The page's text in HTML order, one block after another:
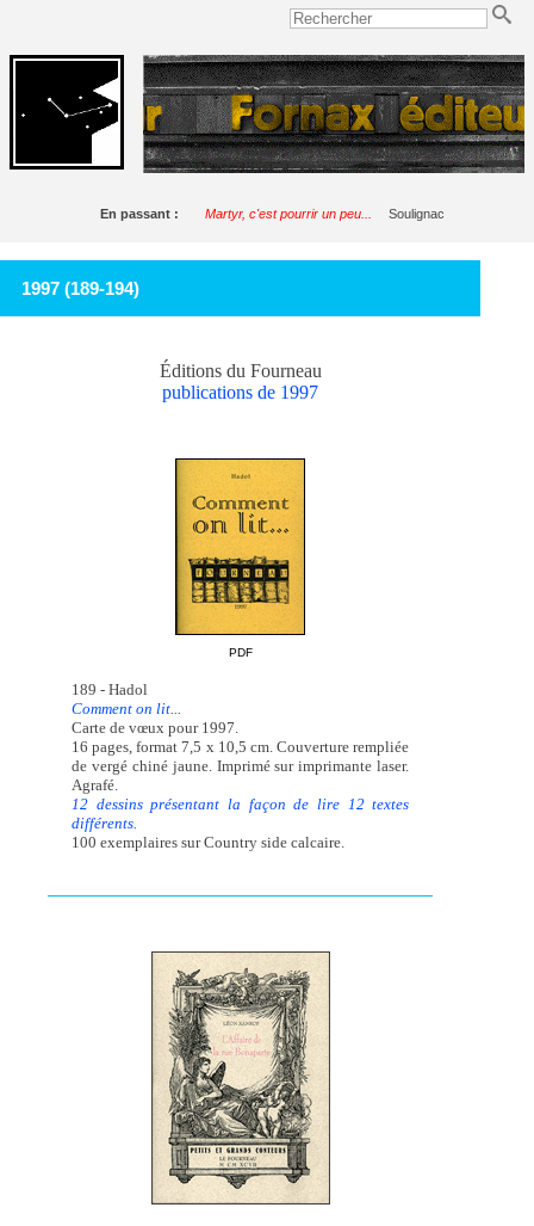
En passant : Martyr, c'est pourrir un peu... Soulignac
1997 (189-194)
Éditions du Fourneau
publications de 1997
PDF
189 - Hadol
Comment on lit...
Carte de vœux pour 1997.
16 pages, format 7,5 x 10,5 cm. Couverture rempliée
de vergé chiné jaune. Imprimé sur imprimante laser.
Agrafé.
12 dessins présentant la façon de lire 12 textes
différents.
100 exemplaires sur Country side calcaire.